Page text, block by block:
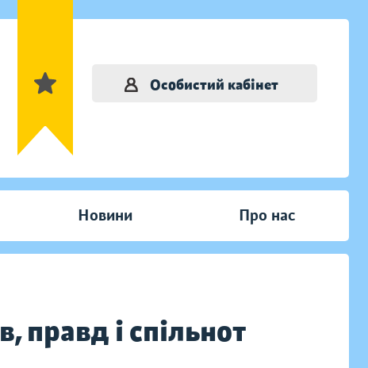
Особистий кабінет
Новини Про нас
правд і спільнот